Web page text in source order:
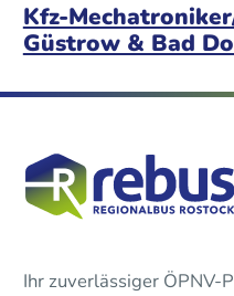
Kfz-
Güstrow & Bad
Ihr zuverlässiger ÖPNV-